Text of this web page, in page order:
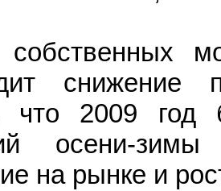
что 2009
осени-
на рынке и